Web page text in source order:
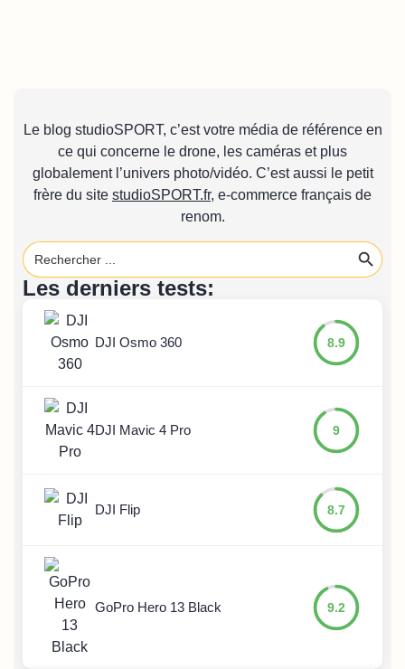
Le blog studioSPORT, c’est votre média de référence en
ce qui concerne le drone, les caméras et plus
globalement l’univers photo/vidéo. C’est aussi le petit
frère du site studioSPORT.fr, e-commerce français de
renom.
Search
for:
Search
Les derniers tests:
DJI Osmo 360 8.9
DJI Mavic 4 Pro 9
DJI Flip 8.7
GoPro Hero 13 Black 9.2